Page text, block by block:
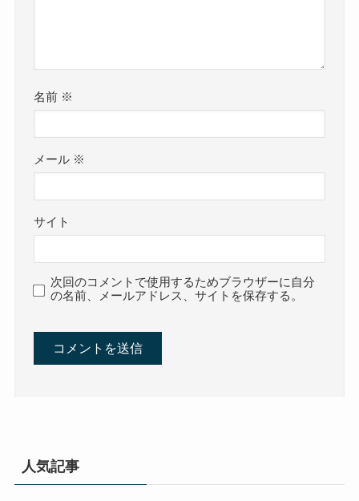
名前 ※
メール ※
サイト
次回のコメントで使用するためブラウザーに自分
の名前、メールアドレス、サイトを保存する。
人気記事